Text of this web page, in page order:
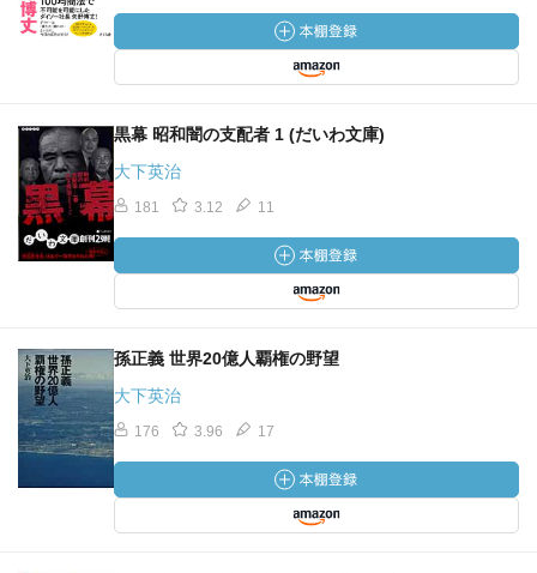
黒幕 昭和闇の支配者 1 (だいわ文庫)
大下英治
181 3.12 11
孫正義 世界20億人覇権の野望
大下英治
176 3.96 17